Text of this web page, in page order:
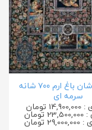
فرش کاشان باغ ارم ۷۰۰ شانه
سرمه ای